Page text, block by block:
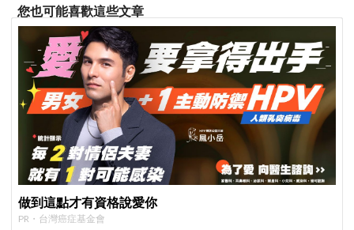
您也可能喜歡這些文章
做到這點才有資格說愛你
PR・台灣癌症基金會